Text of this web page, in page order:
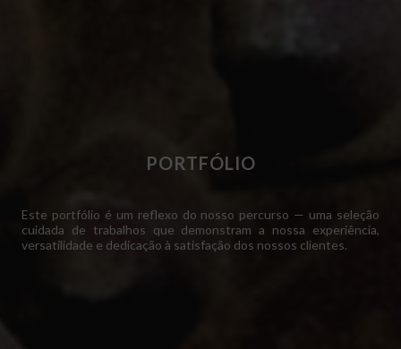
PORTFÓLIO
Este portfólio é um reflexo do nosso percurso — uma seleção
cuidada de trabalhos que demonstram a nossa experiência,
versatilidade e dedicação à satisfação dos nossos clientes.